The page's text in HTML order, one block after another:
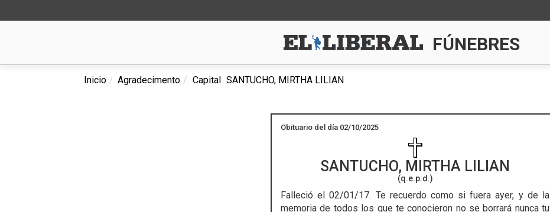
FÚNEBRES
Inicio Agradecimento Capital SANTUCHO, MIRTHA LILIAN
Obituario del día 02/10/2025
SANTUCHO, MIRTHA LILIAN
(q.e.p.d.)
Falleció el 02/01/17. Te recuerdo como si fuera ayer, y de la
memoria de todos los que te conocieron no se borrará nunca tu